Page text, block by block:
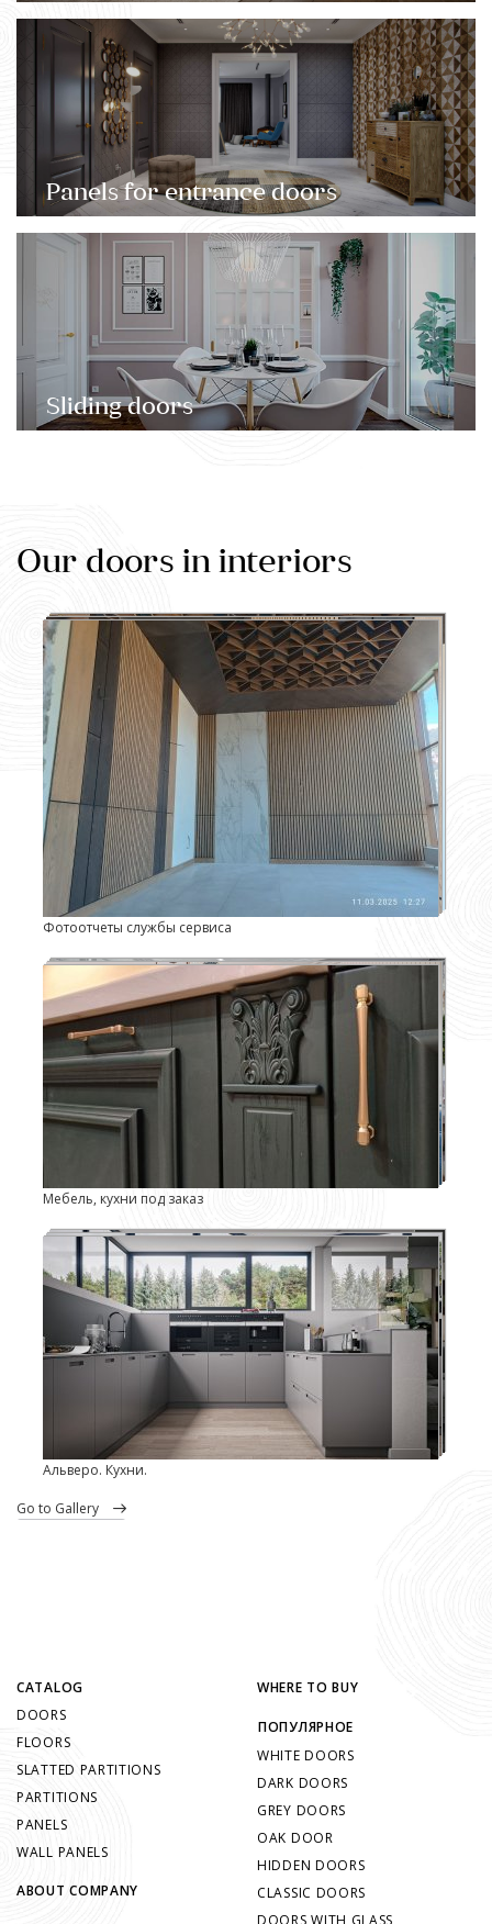
Panels for entrance doors
Sliding doors
Our doors in interiors
Фотоотчеты службы сервиса
Мебель, кухни под заказ
Альверо. Кухни.
go to Gallery
CATALOG
DOORS
FLOORS
SLATTED PARTITIONS
PARTITIONS
PANELS
WALL PANELS
ABOUT COMPANY
WHERE TO BUY
ПОПУЛЯРНОЕ
WHITE DOORS
DARK DOORS
GREY DOORS
OAK DOOR
HIDDEN DOORS
CLASSIC DOORS
DOORS WITH GLASS